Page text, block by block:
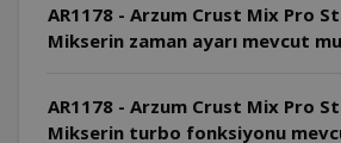
AR1178 - Arzum Crust Mix Pro Stand
Mikserin zaman ayarı mevcut
AR1178 - Arzum Crust Mix Pro Stand
Mikserin turbo fonksiyonu